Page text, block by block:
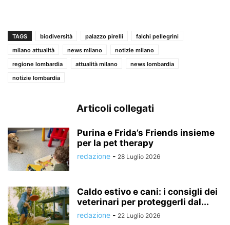
TAGS biodiversità palazzo pirelli
falchi pellegrini
milano attualità
news milano
notizie milano
regione lombardia
attualità milano
news lombardia
notizie lombardia
Articoli collegati
Purina e Frida’s Friends insieme
per la pet therapy
redazione - 28 Luglio 2026
Caldo estivo e cani: i consigli dei
veterinari per proteggerli dal...
redazione - 22 Luglio 2026